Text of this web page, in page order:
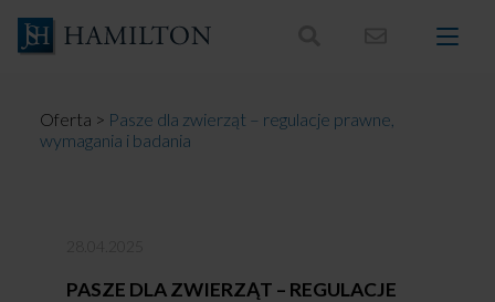
treści
Oferta > Pasze dla zwierząt – regulacje prawne,
wymagania i badania
PASZE DLA ZWIERZĄT – REGULACJE